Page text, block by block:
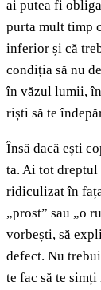
ai putea fi
purta mult timp
inferior și că
condiția să nu
în văzul lumii,
riști să te
Însă dacă ești
ta. Ai tot dreptul
ridiculizat în
„prost” sau „o
vorbești, să
defect. Nu
te fac să te